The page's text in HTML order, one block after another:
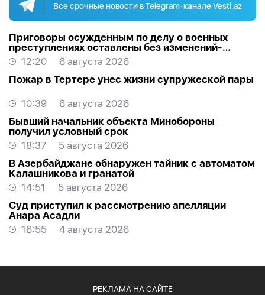
Все срочные новости в Telegram-канале Vesti.az
Приговоры осужденным по делу о военных
преступлениях оставлены без изменений-
ОБНОВЛЕНО
12:20
6 августа 2026
Пожар в Тертере унес жизни супружеской пары
10:39
6 августа 2026
Бывший начальник объекта Минобороны
получил условный срок
18:37
5 августа 2026
В Азербайджане обнаружен тайник с автоматом
Калашникова и гранатой
14:51
5 августа 2026
Суд приступил к рассмотрению апелляции
Анара Асадли
16:55
4 августа 2026
РЕКЛАМА НА САЙТЕ